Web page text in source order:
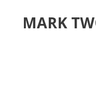
MARK